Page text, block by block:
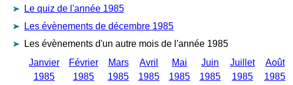
Le quiz de l'année 1985
Les évènements de décembre 1985
Les évènements d'un autre mois de l'année 1985
Janvier
1985
Février
1985
Mars
1985
Avril
1985
Mai
1985
Juin
1985
Juillet
1985
Août
1985